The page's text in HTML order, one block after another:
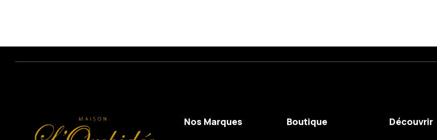
Nos Marques Boutique Découvrir